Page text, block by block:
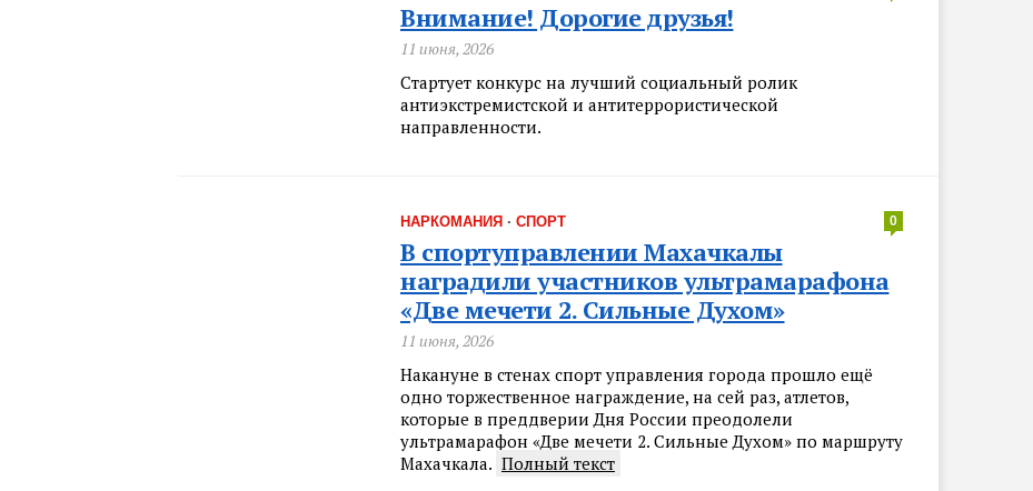
Внимание! Дорогие друзья!
11 июня, 2026
Стартует конкурс на лучший социальный ролик
антиэкстремистской и антитеррористической
направленности.
НАРКОМАНИЯ · СПОРТ 0
В спортуправлении Махачкалы
наградили участников ультрамарафона
«Две мечети 2. Сильные Духом»
11 июня, 2026
Накануне в стенах спорт управления города прошло ещё
одно торжественное награждение, на сей раз, атлетов,
которые в преддверии Дня России преодолели
ультрамарафон «Две мечети 2. Сильные Духом» по маршруту
Махачкала. Полный текст